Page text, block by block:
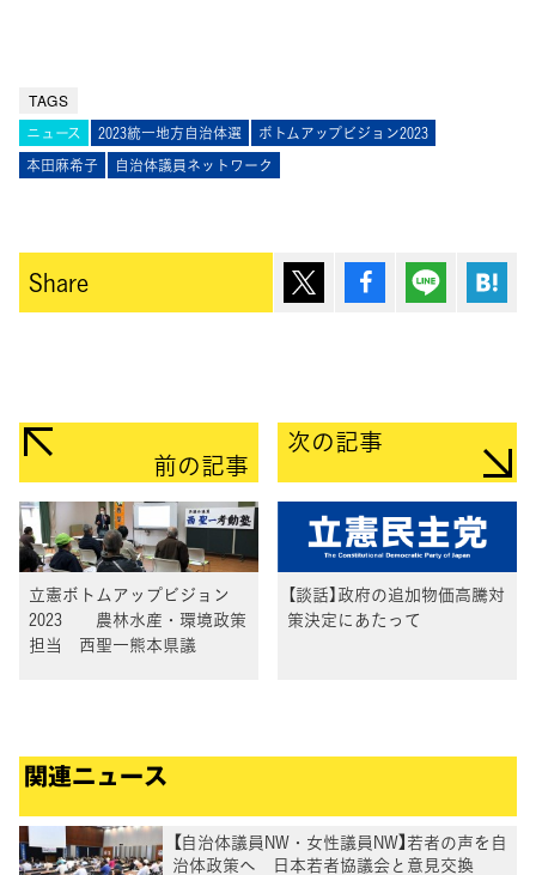
TAGS
ニュース 2023統一地方自治体選
ボトムアップビジョン2023
本田麻希子
自治体議員ネットワーク
Share ポスト シェア Lineで送
前の記事
立憲ボトムアップビジョン
2023 農林水産・環境政策
担当 西聖一熊本県議
次の記事
【談話】政府の追加物価高騰対
策決定にあたって
関連ニュース
【自治体議員NW・女性議員NW】若者の声を自
治体政策へ 日本若者協議会と意見交換